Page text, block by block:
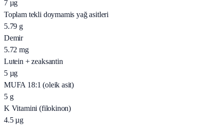
7 µg
Toplam tekli doymamis yağ asitleri
5.79 g
Demir
5.72 mg
Lutein + zeaksantin
5 µg
MUFA 18:1 (oleik asit)
5 g
K Vitamini (filokinon)
4.5 µg